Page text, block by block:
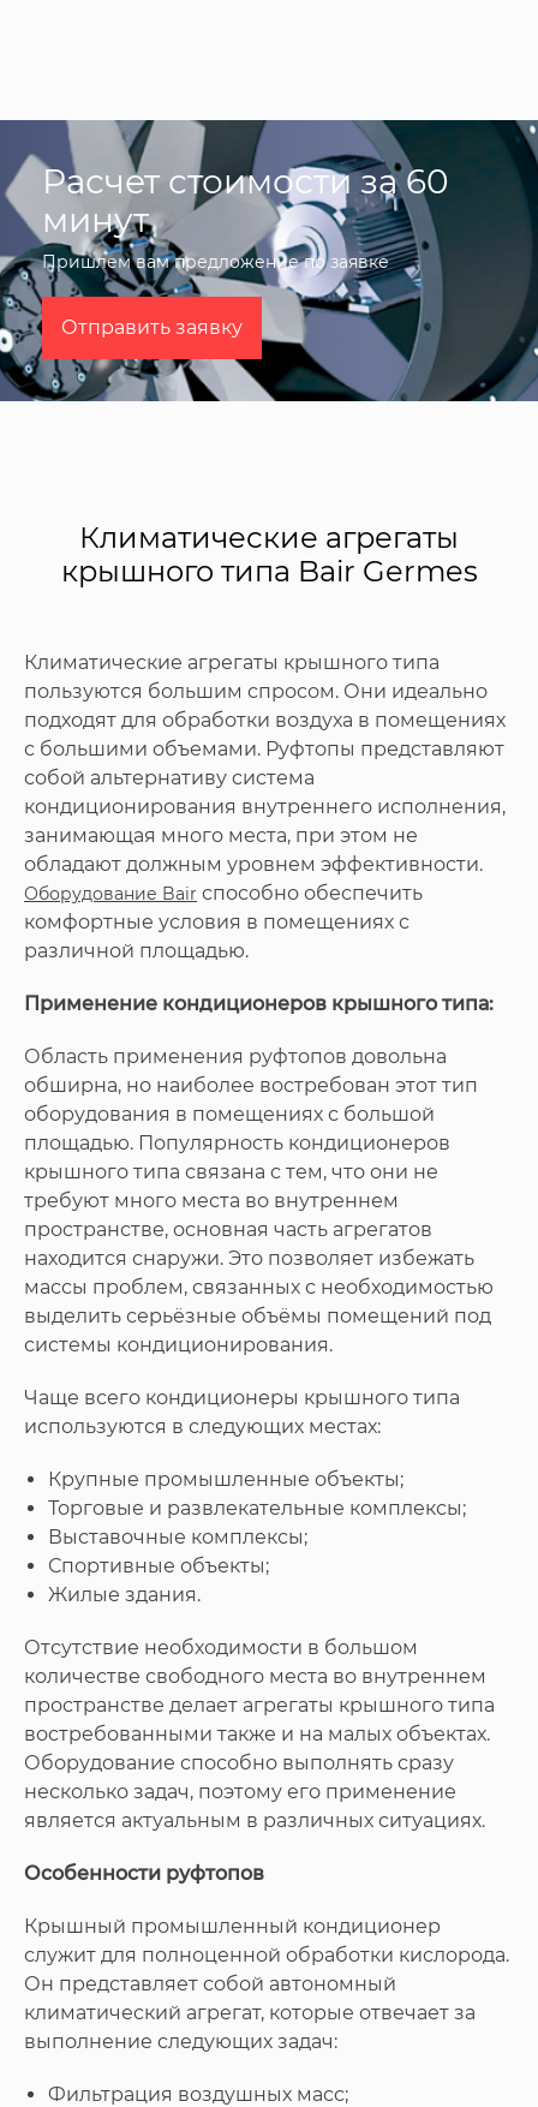
Расчет стоимости за 60
минут
Пришлем вам предложение по заявке
Отправить заявку
Климатические агрегаты
крышного типа Bair Germes
Климатические агрегаты крышного типа
пользуются большим спросом. Они идеально
подходят для обработки воздуха в помещениях
с большими объемами. Руфтопы представляют
собой альтернативу система
кондиционирования внутреннего исполнения,
занимающая много места, при этом не
обладают должным уровнем эффективности.
Оборудование Bair способно обеспечить
комфортные условия в помещениях с
различной площадью.
Применение кондиционеров крышного типа:
Область применения руфтопов довольна
обширна, но наиболее востребован этот тип
оборудования в помещениях с большой
площадью. Популярность кондиционеров
крышного типа связана с тем, что они не
требуют много места во внутреннем
пространстве, основная часть агрегатов
находится снаружи. Это позволяет избежать
массы проблем, связанных с необходимостью
выделить серьёзные объёмы помещений под
системы кондиционирования.
Чаще всего кондиционеры крышного типа
используются в следующих местах:
Крупные промышленные объекты;
Торговые и развлекательные комплексы;
Выставочные комплексы;
Спортивные объекты;
Жилые здания.
Отсутствие необходимости в большом
количестве свободного места во внутреннем
пространстве делает агрегаты крышного типа
востребованными также и на малых объектах.
Оборудование способно выполнять сразу
несколько задач, поэтому его применение
является актуальным в различных ситуациях.
Особенности руфтопов
Крышный промышленный кондиционер
служит для полноценной обработки кислорода.
Он представляет собой автономный
климатический агрегат, которые отвечает за
выполнение следующих задач:
Фильтрация воздушных масс;